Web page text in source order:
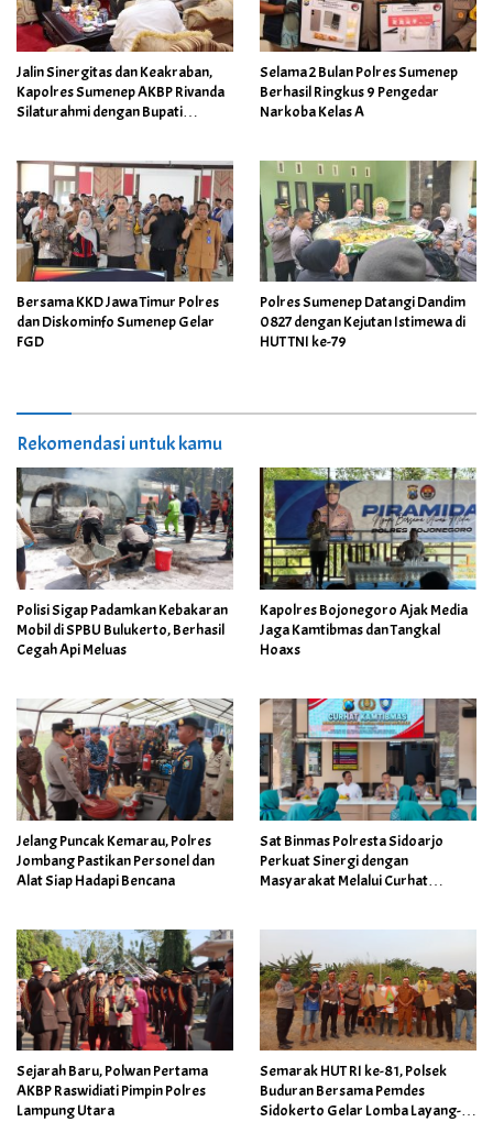
Jalin Sinergitas dan Keakraban,
Kapolres Sumenep AKBP Rivanda
Silaturahmi dengan Bupati
Selama 2 Bulan Polres Sumenep
Berhasil Ringkus 9 Pengedar
Narkoba Kelas A
Bersama KKD Jawa Timur Polres
dan Diskominfo Sumenep Gelar
FGD
Polres Sumenep Datangi Dandim
0827 dengan Kejutan Istimewa di
HUT TNI ke-79
Rekomendasi untuk kamu
Polisi Sigap Padamkan Kebakaran
Mobil di SPBU Bulukerto, Berhasil
Cegah Api Meluas
Kapolres Bojonegoro Ajak Media
Jaga Kamtibmas dan Tangkal
Hoaxs
Jelang Puncak Kemarau, Polres
Jombang Pastikan Personel dan
Alat Siap Hadapi Bencana
Sat Binmas Polresta Sidoarjo
Perkuat Sinergi dengan
Masyarakat Melalui Curhat
Sejarah Baru, Polwan Pertama
AKBP Raswidiati Pimpin Polres
Lampung Utara
Semarak HUT RI ke-81, Polsek
Buduran Bersama Pemdes
Sidokerto Gelar Lomba Layang-